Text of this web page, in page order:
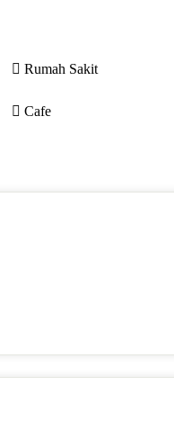
Rumah Sakit
Cafe